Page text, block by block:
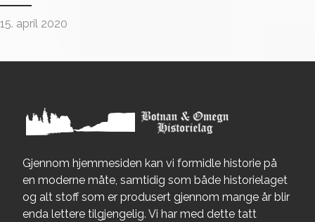
15. april 2020
Gjennom hjemmesiden kan vi formidle historie på
en moderne måte, samtidig som både historielaget
og alt stoff som er produsert gjennom mange år blir
enda lettere tilgjengelig. Vi har med dette tatt